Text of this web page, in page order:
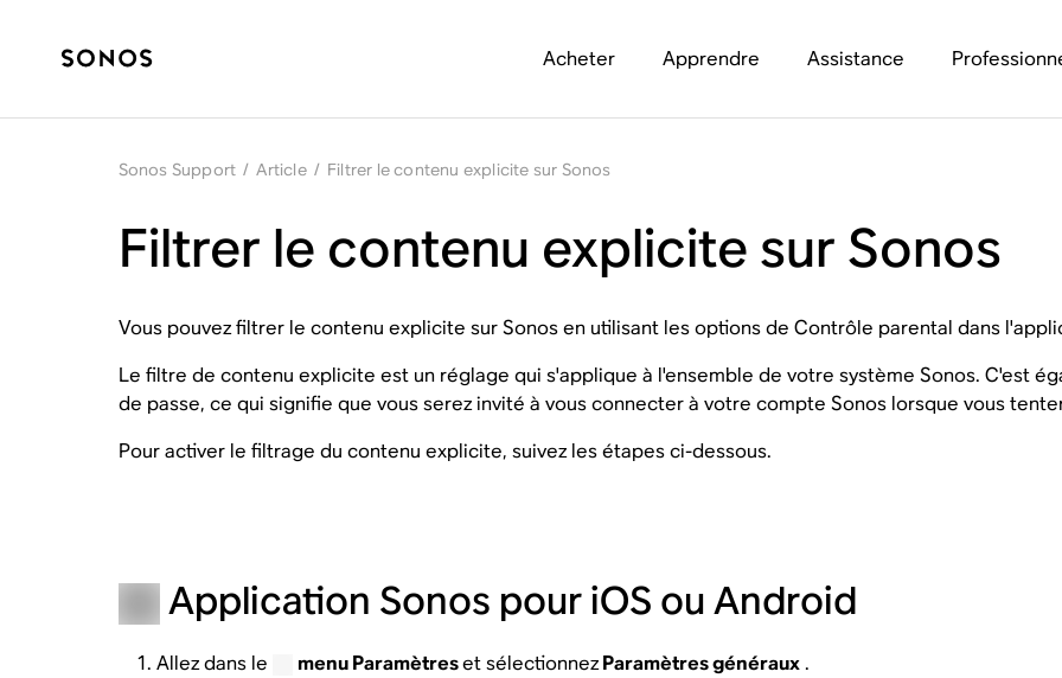
Acheter Apprendre Assistance
Sonos Support / Article / Filtrer le contenu explicite sur Sonos
Filtrer le contenu explicite sur Sonos
Vous pouvez filtrer le contenu explicite sur Sonos en utilisant les options de Contrôle parental dans
Le filtre de contenu explicite est un réglage qui s'applique à l'ensemble de votre système Sonos. C'est
de passe, ce qui signifie que vous serez invité à vous connecter à votre compte Sonos lorsque vous
Pour activer le filtrage du contenu explicite, suivez les étapes ci-dessous.
Application Sonos pour iOS ou Android
Allez dans le menu Paramètreset sélectionnezParamètres généraux.